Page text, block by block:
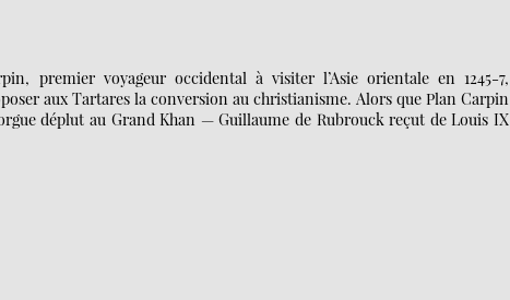
premier voyageur occidental à visiter l’Asie orientale en 1245-7,
aux Tartares la conversion au christianisme. Alors que Plan Carpin
déplut au Grand Khan — Guillaume de Rubrouck reçut de Louis IX